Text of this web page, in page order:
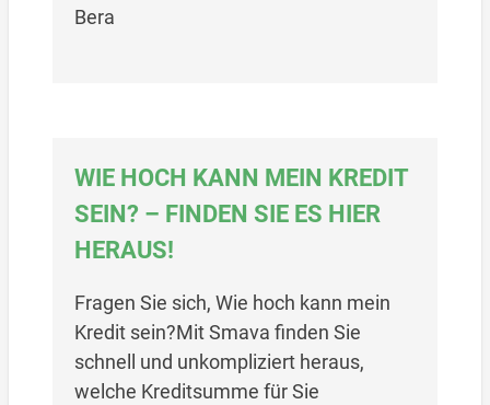
Bera
WIE HOCH KANN MEIN KREDIT
SEIN? – FINDEN SIE ES HIER
HERAUS!
Fragen Sie sich, Wie hoch kann mein
Kredit sein?Mit Smava finden Sie
schnell und unkompliziert heraus,
welche Kreditsumme für Sie